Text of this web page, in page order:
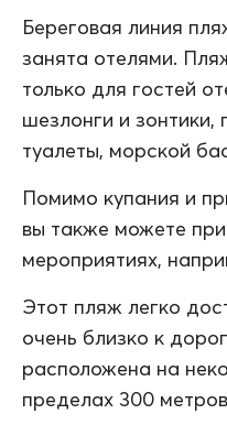
Береговая линия
занята отелями.
только для гостей
шезлонги и
туалеты, морской
Помимо купания и
вы также можете
мероприятиях,
Этот пляж легко
очень близко к
расположена на
пределах 300